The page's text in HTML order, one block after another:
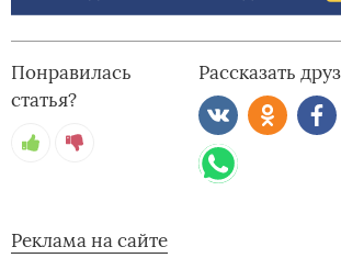
Понравилась
статья?
Рассказать
Реклама на сайте